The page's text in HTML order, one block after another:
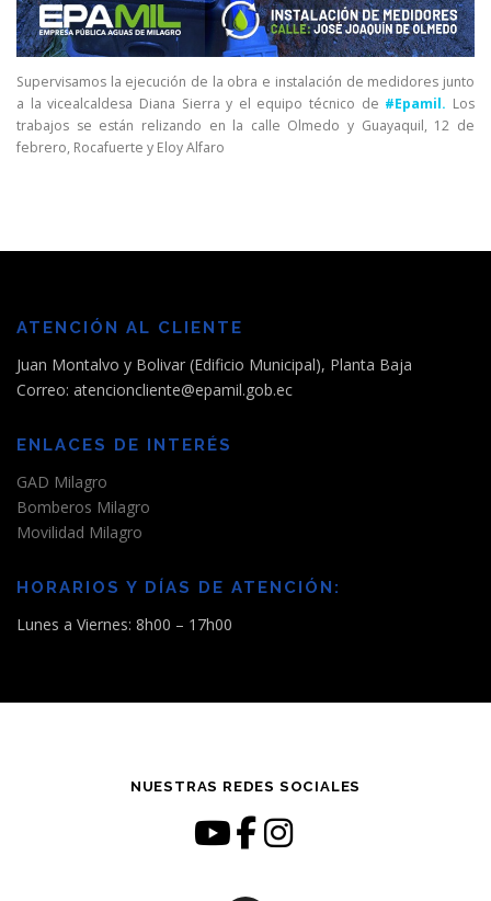
Supervisamos la ejecución de la obra e instalación de medidores junto
a la vicealcaldesa Diana Sierra y el equipo técnico de #Epamil. Los
trabajos se están relizando en la calle Olmedo y Guayaquil, 12 de
febrero, Rocafuerte y Eloy Alfaro
ATENCIÓN AL CLIENTE
Juan Montalvo y Bolivar (Edificio Municipal), Planta Baja
Correo: atencioncliente@epamil.gob.ec
ENLACES DE INTERÉS
GAD Milagro
Bomberos Milagro
Movilidad Milagro
HORARIOS Y DÍAS DE ATENCIÓN:
Lunes a Viernes: 8h00 – 17h00
NUESTRAS REDES SOCIALES